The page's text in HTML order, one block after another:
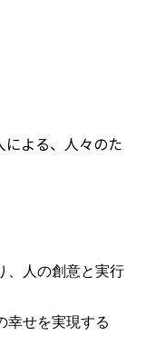
よる、人々のた
、人の創意と実行
幸せを実現する